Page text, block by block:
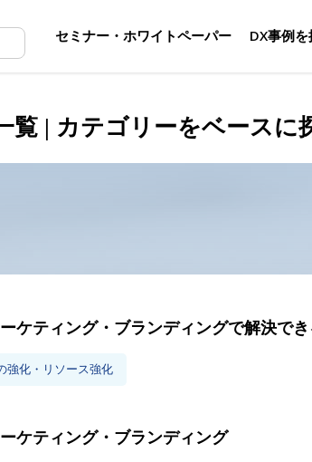
セミナー・ホワイトペーパー DX事例
覧 | カテゴリーをベースに
ケティング・ブランディングで解決で
強化・リソース強化
ケティング・ブランディング